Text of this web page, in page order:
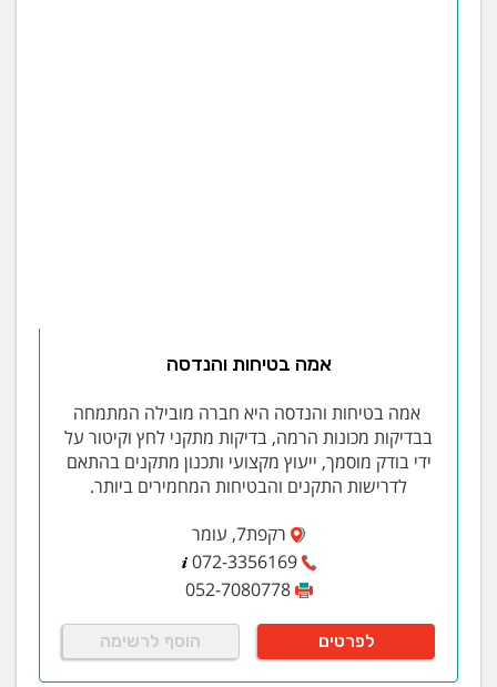
אמה בטיחות והנדסה
אמה בטיחות והנדסה היא חברה מובילה המתמחה
בבדיקות מכונות הרמה, בדיקות מתקני לחץ וקיטור על
ידי בודק מוסמך, ייעוץ מקצועי ותכנון מתקנים בהתאם
לדרישות התקנים והבטיחות המחמירים ביותר.
רקפת7, עומר
072-3356169
052-7080778
לפרטים הוסף לרשימה